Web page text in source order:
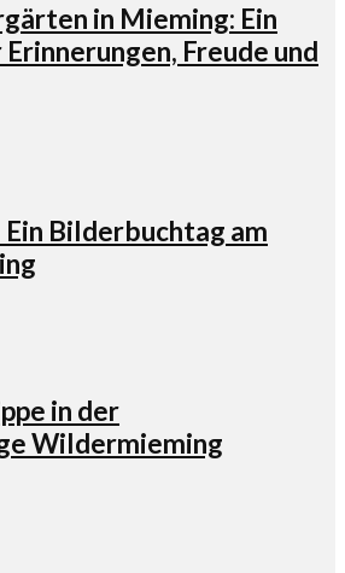
in Mieming: Ein
Freude und
Bilderbuchtag am
in der
Wildermieming